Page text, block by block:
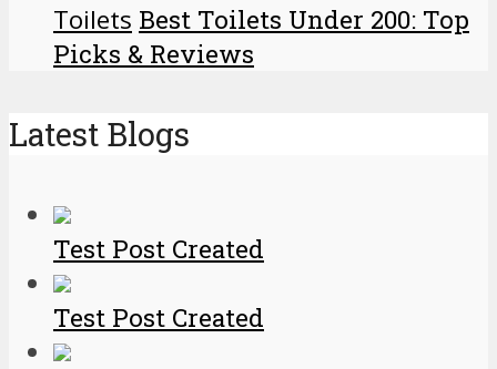
Toilets Best Toilets Under 200: Top
Picks & Reviews
Latest Blogs
Test Post Created
Test Post Created